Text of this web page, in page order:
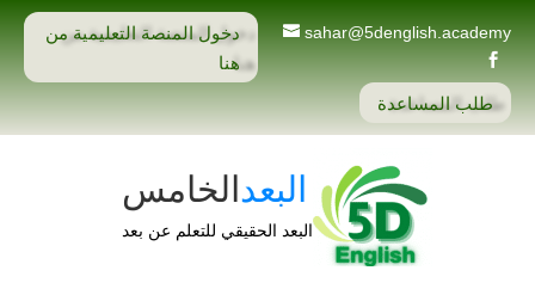
sahar@5denglish.academy

دخول المنصة التعليمية من
هنا
طلب المساعدة
البعدالخامس
البعد الحقيقي للتعلم عن بعد